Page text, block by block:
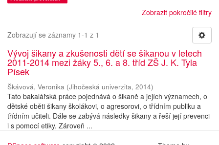
Zobrazit pokročilé filtry
Zobrazují se záznamy 1-1 z 1
Vývoj šikany a zkušenosti dětí se šikanou v letech
2011-2014 mezi žáky 5., 6. a 8. tříd ZŠ J. K. Tyla
Písek
Škávová, Veronika (Jihočeská univerzita, 2014)
Tato bakalářská práce pojednává o šikaně a jejích významech, o
dětské oběti šikany školákovi, o agresorovi, o třídním publiku a
třídním učiteli. Dále se zabývá následky šikany a řeší její prevenci
i s pomocí etiky. Zároveň ...